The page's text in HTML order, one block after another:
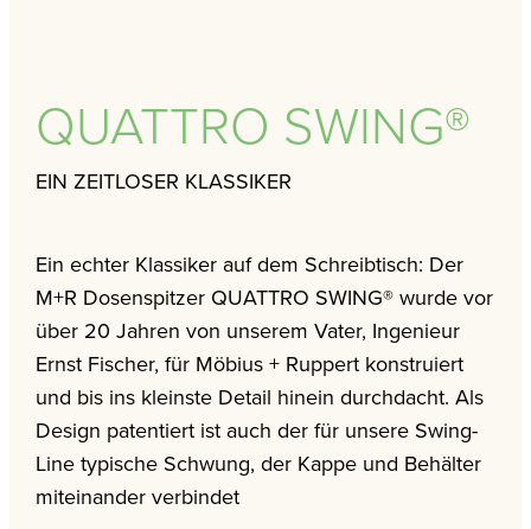
QUATTRO SWING®
EIN ZEITLOSER KLASSIKER
Ein echter Klassiker auf dem Schreibtisch: Der
M+R Dosenspitzer QUATTRO SWING® wurde vor
über 20 Jahren von unserem Vater, Ingenieur
Ernst Fischer, für Möbius + Ruppert konstruiert
und bis ins kleinste Detail hinein durchdacht. Als
Design patentiert ist auch der für unsere Swing-
Line typische Schwung, der Kappe und Behälter
miteinander verbindet